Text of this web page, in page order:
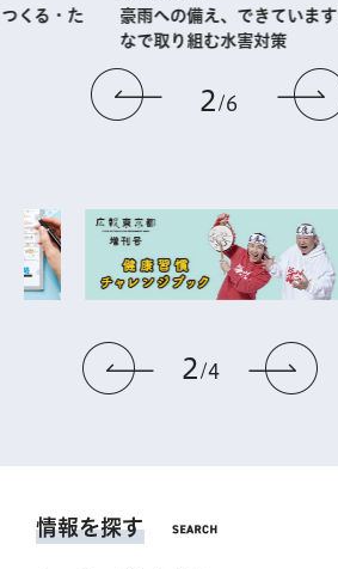
前のスライド
2 6
くる・た
豪雨への備え、できていま
なで取り組む水害対策
前のスライドを
2 4
情報を探す